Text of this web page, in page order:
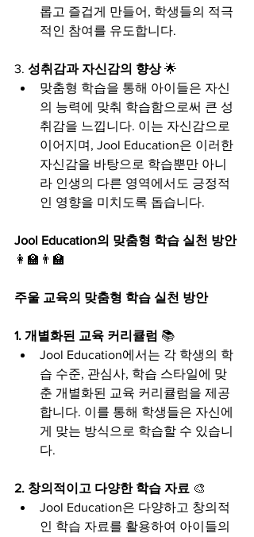
롭고 즐겁게 만들어, 학생들의 적극
적인 참여를 유도합니다.
3. 성취감과 자신감의 향상 🌟
맞춤형 학습을 통해 아이들은 자신
의 능력에 맞춰 학습함으로써 큰 성
취감을 느낍니다. 이는 자신감으로
이어지며, Jool Education은 이러한
자신감을 바탕으로 학습뿐만 아니
라 인생의 다른 영역에서도 긍정적
인 영향을 미치도록 돕습니다.
Jool Education의 맞춤형 학습 실천 방안
👩‍🏫👨‍🏫
주울 교육의 맞춤형 학습 실천 방안
1. 개별화된 교육 커리큘럼 📚
Jool Education에서는 각 학생의 학
습 수준, 관심사, 학습 스타일에 맞
춘 개별화된 교육 커리큘럼을 제공
합니다. 이를 통해 학생들은 자신에
게 맞는 방식으로 학습할 수 있습니
다.
2. 창의적이고 다양한 학습 자료 🎨
Jool Education은 다양하고 창의적
인 학습 자료를 활용하여 아이들의